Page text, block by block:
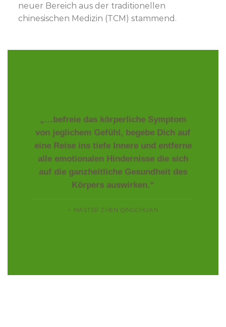
neuer Bereich aus der traditionellen
chinesischen Medizin (TCM) stammend.
„…befreie das körperliche Symptom
von jeglichem Gefühl, begebe Dich auf
eine Reise ins tiefe Innere und entferne
alle emotionalen Hindernisse die sich
auf die ganzheitliche Gesundheit des
Körpers auswirken.“
~ MASTER ZHEN QINGCHUAN